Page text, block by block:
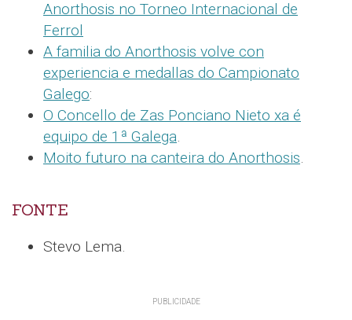
Anorthosis no Torneo Internacional de
Ferrol
A familia do Anorthosis volve con
experiencia e medallas do Campionato
Galego:
O Concello de Zas Ponciano Nieto xa é
equipo de 1ª Galega.
Moito futuro na canteira do Anorthosis.
FONTE
Stevo Lema.